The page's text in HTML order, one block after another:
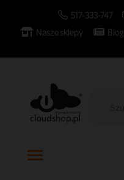
517-333-747
Nasze sklepy
Blog